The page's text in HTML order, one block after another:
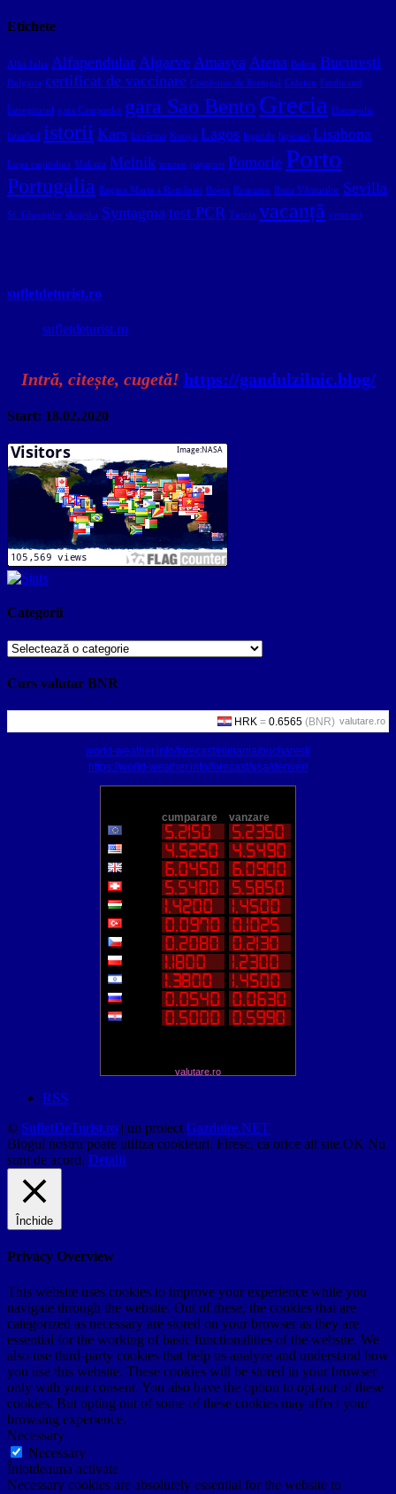
Etichete
Alba Iulia Alfapendular Algarve Amasya Atena Belem București
Bulgaria certificat de vaccinare Comboios de Portugal Crăciun Ferdinand
Întregitorul gara Campanha gara Sao Bento Grecia Hierapolis
Istanbul istorii Kars kavârma Konya Lagos legende lipscani Lisabona
Lupa capitolina Makaza Melnik muzeu pașaport Pomorie Porto
Portugalia Regina Maria a României Rojen Romaero Roza Vânturilor Sevilla
Sf. Gheorghe shopska Syntagma test PCR Turcia vacanță veterani
sufletdeturist.ro
sufletdeturist.ro
Intră, citește, cugetă! https://gandulzilnic.blog/
Start: 18.02.2020
Categorii
Categorii
Curs valutar BNR
valutare.ro
world-weather.info/forecast/romania/bucharest/
https://world-weather.info/forecast/usa/denver/
valutare.ro
RSS
© SufletDeTurist.ro | un proiect Gazduire.NET
Blogul nostru poate utiliza cookieuri. Firesc, ca orice alt site.OK Nu
sunt de acord. Detalii
Închide
Privacy Overview
This website uses cookies to improve your experience while you
navigate through the website. Out of these, the cookies that are
categorized as necessary are stored on your browser as they are
essential for the working of basic functionalities of the website. We
also use third-party cookies that help us analyze and understand how
you use this website. These cookies will be stored in your browser
only with your consent. You also have the option to opt-out of these
cookies. But opting out of some of these cookies may affect your
browsing experience.
Necessary
Necessary
Întotdeauna activate
Necessary cookies are absolutely essential for the website to